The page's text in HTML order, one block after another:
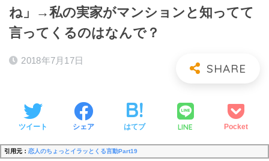
ね」→私の実家がマンションと知ってて
言ってくるのはなんで？
2018年7月17日
ツイート シェア はてブ LINE Pocket
引用元： 恋人のちょっとイラッとくる言動Part19